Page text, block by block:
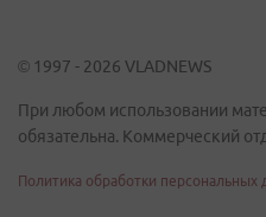
© 1997 - 2026 VLADNEWS
При любом использовании
обязательна. Коммерческий
Политика обработки персональных